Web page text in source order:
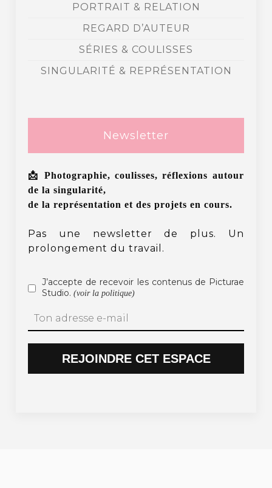
PORTRAIT & RELATION
REGARD D’AUTEUR
SÉRIES & COULISSES
SINGULARITÉ & REPRÉSENTATION
Newsletter
📩 Photographie, coulisses, réflexions autour
de la singularité,
de la représentation et des projets en cours.
Pas une newsletter de plus. Un
prolongement du travail.
J’accepte de recevoir les contenus de Picturae
Studio.(voir la politique)
REJOINDRE CET ESPACE